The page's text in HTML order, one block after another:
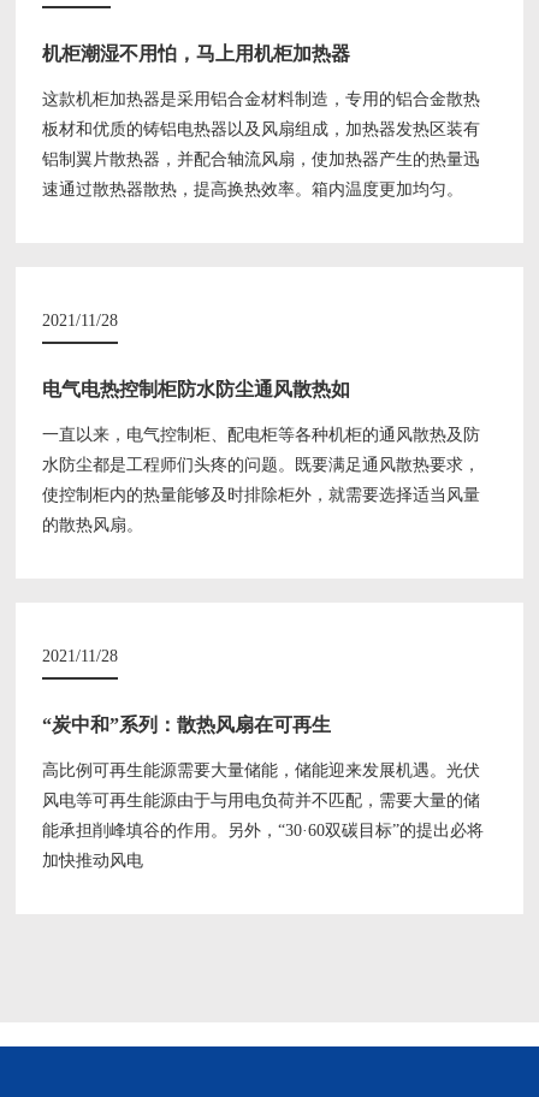
机柜潮湿不用怕，马上用机柜加热器
这款机柜加热器是采用铝合金材料制造，专用的铝合金散热
板材和优质的铸铝电热器以及风扇组成，加热器发热区装有
铝制翼片散热器，并配合轴流风扇，使加热器产生的热量迅
速通过散热器散热，提高换热效率。箱内温度更加均匀。
2021/11/28
电气电热控制柜防水防尘通风散热如
一直以来，电气控制柜、配电柜等各种机柜的通风散热及防
水防尘都是工程师们头疼的问题。既要满足通风散热要求，
使控制柜内的热量能够及时排除柜外，就需要选择适当风量
的散热风扇。
2021/11/28
“炭中和”系列：散热风扇在可再生
高比例可再生能源需要大量储能，储能迎来发展机遇。光伏
风电等可再生能源由于与用电负荷并不匹配，需要大量的储
能承担削峰填谷的作用。另外，“30·60双碳目标”的提出必将
加快推动风电